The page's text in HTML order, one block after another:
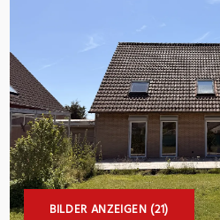
BILDER ANZEIGEN (21)